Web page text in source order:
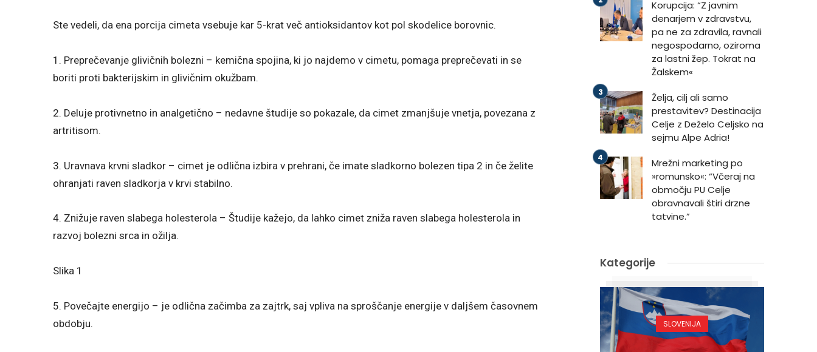
Ste vedeli, da ena porcija cimeta vsebuje kar 5-krat več antioksidantov kot pol skodelice borovnic.
1. Preprečevanje glivičnih bolezni – kemična spojina, ki jo najdemo v cimetu, pomaga preprečevati in se
boriti proti bakterijskim in glivičnim okužbam.
2. Deluje protivnetno in analgetično – nedavne študije so pokazale, da cimet zmanjšuje vnetja, povezana z
artritisom.
3. Uravnava krvni sladkor – cimet je odlična izbira v prehrani, če imate sladkorno bolezen tipa 2 in če želite
ohranjati raven sladkorja v krvi stabilno.
4. Znižuje raven slabega holesterola – Študije kažejo, da lahko cimet zniža raven slabega holesterola in
razvoj bolezni srca in ožilja.
Slika 1
5. Povečajte energijo – je odlična začimba za zajtrk, saj vpliva na sproščanje energije v daljšem časovnem
obdobju.
Korupcija: “Z javnim
denarjem v zdravstvu,
pa ne za zdravila, ravnali
negospodarno, oziroma
za lastni žep. Tokrat na
Žalskem«
Želja, cilj ali samo
prestavitev? Destinacija
Celje z Deželo Celjsko na
sejmu Alpe Adria!
Mrežni marketing po
»romunsko«: “Včeraj na
območju PU Celje
obravnavali štiri drzne
tatvine.”
Kategorije
SLOVENIJA